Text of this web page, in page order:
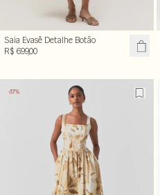
Saia Evasê Detalhe Botão
R$ 699,00
-37%